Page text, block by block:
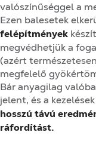
valószínűséggel a
Ezen balesetek
felépítmények
megvédhetjük a
(azért
megfelelő
Bár anyagilag
jelent, és a
hosszú távú
ráfordítást.